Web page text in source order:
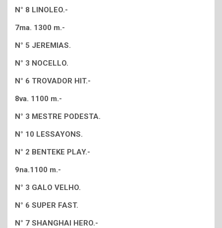
N° 8 LINOLEO.-
7ma. 1300 m.-
N° 5 JEREMIAS.
N° 3 NOCELLO.
N° 6 TROVADOR HIT.-
8va. 1100 m.-
N° 3 MESTRE PODESTA.
N° 10 LESSAYONS.
N° 2 BENTEKE PLAY.-
9na.1100 m.-
N° 3 GALO VELHO.
N° 6 SUPER FAST.
N° 7 SHANGHAI HERO.-